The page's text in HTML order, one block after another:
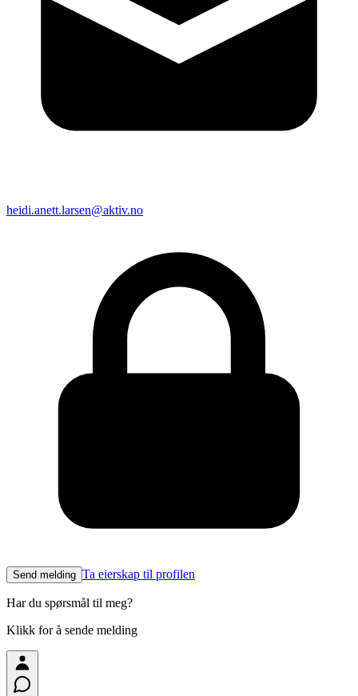
heidi.anett.larsen@aktiv.no
Send melding Ta eierskap til profilen
Har du spørsmål til meg?
Klikk for å sende melding